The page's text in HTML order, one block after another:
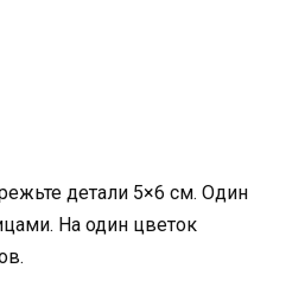
детали 5×6 см. Один
На один цветок